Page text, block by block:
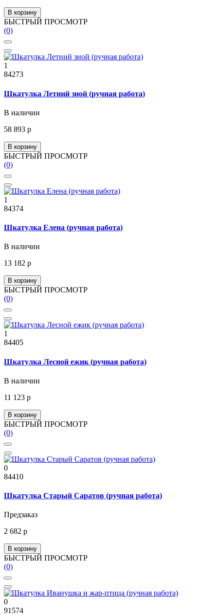
В корзину
БЫСТРЫЙ ПРОСМОТР
(0)
1
84273
Шкатулка Летний зной (ручная работа)
В наличии
58 893 р
В корзину
БЫСТРЫЙ ПРОСМОТР
(0)
1
84374
Шкатулка Елена (ручная работа)
В наличии
13 182 р
В корзину
БЫСТРЫЙ ПРОСМОТР
(0)
1
84405
Шкатулка Лесной ежик (ручная работа)
В наличии
11 123 р
В корзину
БЫСТРЫЙ ПРОСМОТР
(0)
0
84410
Шкатулка Старый Саратов (ручная работа)
Предзаказ
2 682 р
В корзину
БЫСТРЫЙ ПРОСМОТР
(0)
0
91574